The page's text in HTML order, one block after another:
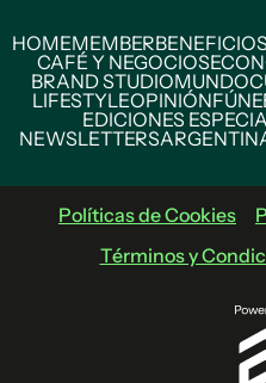
HOMEMEMBER
CAFÉ Y NEGOCIOS
BRAND STUDIOMUNDO
LIFESTYLEOPINIÓN
EDICIONES
NEWSLETTERS
Políticas de Cookies
Términos y